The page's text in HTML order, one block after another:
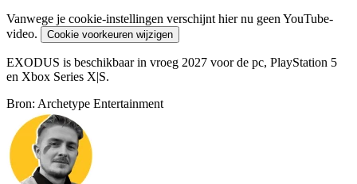
Vanwege je cookie-instellingen verschijnt hier nu geen YouTube-
video.
Cookie voorkeuren wijzigen
EXODUS is beschikbaar in vroeg 2027 voor de pc, PlayStation 5
en Xbox Series X|S.
Bron: Archetype Entertainment